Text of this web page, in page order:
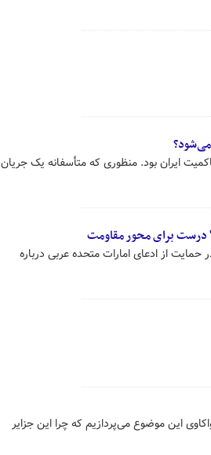
ایرانی البته تضعیف حاکمیت ایران بود. منظوری که متأسفانه یک جریان
درست برای محور مقاومت
حمایت از ادعای امارات متحده عربی درباره
این موضوع می‌پردازیم که چرا این جزایر